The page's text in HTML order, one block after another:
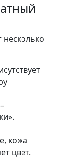
кожа
цвет.